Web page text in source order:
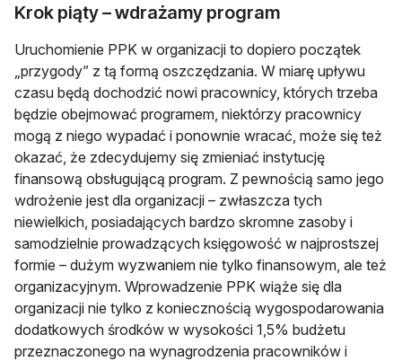
Krok piąty – wdrażamy program
Uruchomienie PPK w organizacji to dopiero początek
„przygody” z tą formą oszczędzania. W miarę upływu
czasu będą dochodzić nowi pracownicy, których trzeba
będzie obejmować programem, niektórzy pracownicy
mogą z niego wypadać i ponownie wracać, może się też
okazać, że zdecydujemy się zmieniać instytucję
finansową obsługującą program. Z pewnością samo jego
wdrożenie jest dla organizacji – zwłaszcza tych
niewielkich, posiadających bardzo skromne zasoby i
samodzielnie prowadzących księgowość w najprostszej
formie – dużym wyzwaniem nie tylko finansowym, ale też
organizacyjnym. Wprowadzenie PPK wiąże się dla
organizacji nie tylko z koniecznością wygospodarowania
dodatkowych środków w wysokości 1,5% budżetu
przeznaczonego na wynagrodzenia pracowników i